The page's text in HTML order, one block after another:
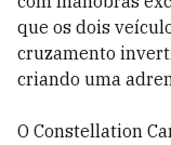
que os dois
cruzamento
criando uma
O Constellation